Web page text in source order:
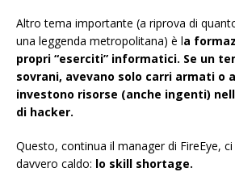
Altro tema importante (a riprova di
una leggenda metropolitana) è la
propri “eserciti” informatici. Se un
sovrani, avevano solo carri armati o
investono risorse (anche ingenti)
di hacker.
Questo, continua il manager di FireEye,
davvero caldo: lo skill shortage.